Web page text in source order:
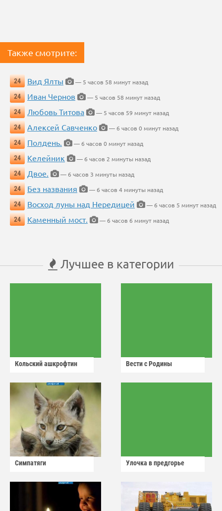
Также смотрите:
24 Вид Ялты
— 5 часов 58 минут назад
24
Иван Чернов
— 5 часов 58 минут назад
24
Любовь Титова
— 5 часов 59 минут назад
24
Алексей Савченко
— 6 часов 0 минут назад
24
Полдень.
— 6 часов 0 минут назад
24
Келейник
— 6 часов 2 минуты назад
24
Двое.
— 6 часов 3 минуты назад
24
Без названия
— 6 часов 4 минуты назад
24
Восход луны над Нередицей
— 6 часов 5 минут назад
24
Каменный мост. — 6 часов 6 минут назад
Лучшее в категории
Кольский ашкрофтин Вести с Родины
Симпатяги Улочка в предгорье